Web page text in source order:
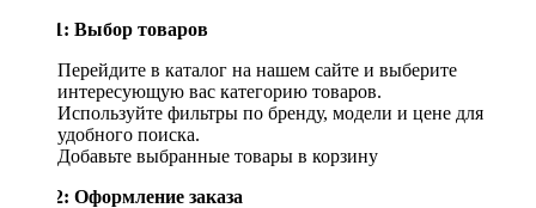
Шаг 1: Выбор товаров
Перейдите в каталог на нашем сайте и выберите
интересующую вас категорию товаров.
Используйте фильтры по бренду, модели и цене для
удобного поиска.
Добавьте выбранные товары в корзину
Шаг 2: Оформление заказа